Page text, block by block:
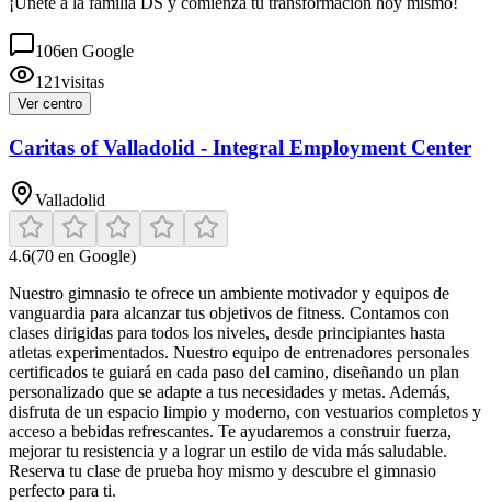
106en Google
121visitas
Ver centro
Caritas of Valladolid - Integral Employment Center
Valladolid
4.6(70 en Google)
Nuestro gimnasio te ofrece un ambiente motivador y equipos de
vanguardia para alcanzar tus objetivos de fitness. Contamos con
clases dirigidas para todos los niveles, desde principiantes hasta
atletas experimentados. Nuestro equipo de entrenadores personales
certificados te guiará en cada paso del camino, diseñando un plan
personalizado que se adapte a tus necesidades y metas. Además,
disfruta de un espacio limpio y moderno, con vestuarios completos y
acceso a bebidas refrescantes. Te ayudaremos a construir fuerza,
mejorar tu resistencia y a lograr un estilo de vida más saludable.
Reserva tu clase de prueba hoy mismo y descubre el gimnasio
perfecto para ti.